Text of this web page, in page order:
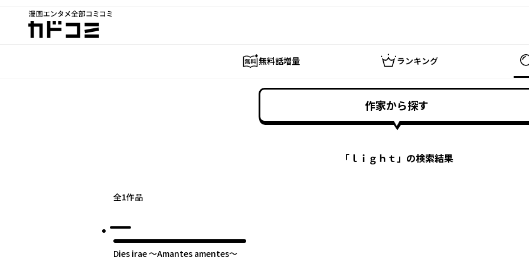
漫画エンタメ全部コミコミ
カドコミ
無料話増量 ランキング
作家から探す
「 ｌｉｇｈｔ」の検索結果
全1作品
Dies irae ～Amantes amentes～